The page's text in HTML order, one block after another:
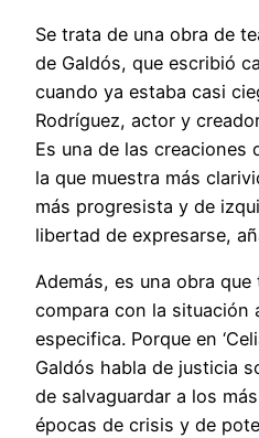
Se trata de una obra de
de Galdós, que escribió
cuando ya estaba casi
Rodríguez, actor y
Es una de las creaciones
la que muestra más
más progresista y de
libertad de expresarse,
Además, es una obra
compara con la situación
especifica. Porque en
Galdós habla de justicia
de salvaguardar a los
épocas de crisis y de